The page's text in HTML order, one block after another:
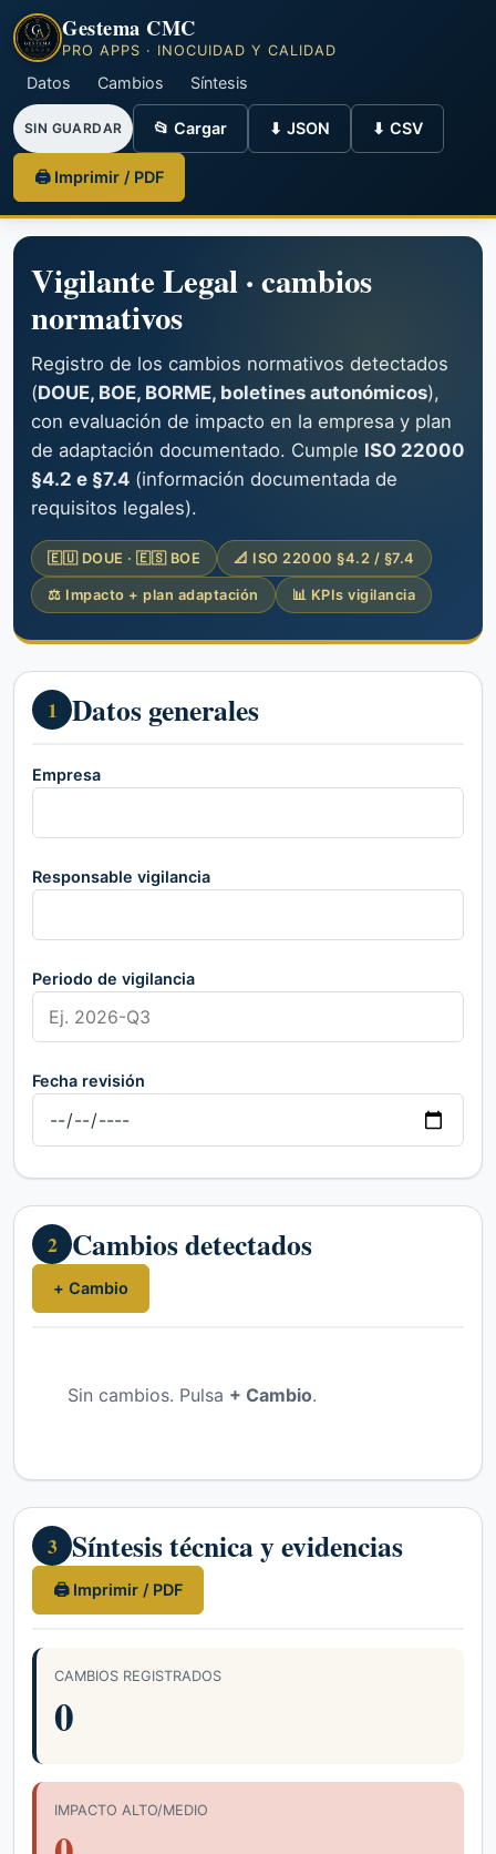
Gestema CMC
PRO APPS · INOCUIDAD Y CALIDAD
Datos Cambios Síntesis
SIN GUARDAR 📂 Cargar ⬇ JSON ⬇ CSV
🖨 Imprimir / PDF
Vigilante Legal · cambios
normativos
Registro de los cambios normativos detectados
(DOUE, BOE, BORME, boletines autonómicos),
con evaluación de impacto en la empresa y plan
de adaptación documentado. Cumple ISO 22000
§4.2 e §7.4 (información documentada de
requisitos legales).
🇪🇺 DOUE · 🇪🇸 BOE 📐 ISO 22000 §4.2 / §7.4
⚖ Impacto + plan adaptación 📊 KPIs vigilancia
1 Datos generales
Empresa
Responsable vigilancia
Periodo de vigilancia
Fecha revisión
2 Cambios detectados
+ Cambio
Sin cambios. Pulsa + Cambio.
3 Síntesis técnica y evidencias
🖨 Imprimir / PDF
CAMBIOS REGISTRADOS
0
IMPACTO ALTO/MEDIO